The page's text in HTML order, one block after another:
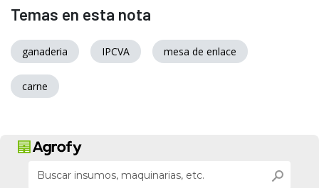
Temas en esta nota
ganaderia IPCVA mesa de enlace
carne